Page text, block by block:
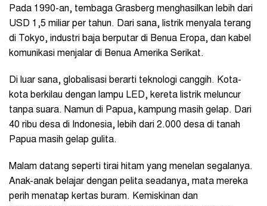
Pada 1990-an, tembaga Grasberg menghasilkan lebih dari
USD 1,5 miliar per tahun. Dari sana, listrik menyala terang
di Tokyo, industri baja berputar di Benua Eropa, dan kabel
komunikasi menjalar di Benua Amerika Serikat.
Di luar sana, globalisasi berarti teknologi canggih. Kota-
kota berkilau dengan lampu LED, kereta listrik meluncur
tanpa suara. Namun di Papua, kampung masih gelap. Dari
40 ribu desa di Indonesia, lebih dari 2.000 desa di tanah
Papua masih gelap gulita.
Malam datang seperti tirai hitam yang menelan segalanya.
Anak-anak belajar dengan pelita seadanya, mata mereka
perih menatap kertas buram. Kemiskinan dan